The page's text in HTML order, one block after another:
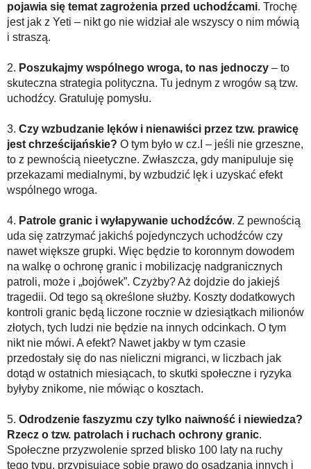
pojawia się temat zagrożenia przed uchodźcami. Trochę
jest jak z Yeti – nikt go nie widział ale wszyscy o nim mówią
i straszą.
2. Poszukajmy wspólnego wroga, to nas jednoczy – to
skuteczna strategia polityczna. Tu jednym z wrogów są tzw.
uchodźcy. Gratuluję pomysłu.
3. Czy wzbudzanie lęków i nienawiści przez tzw. prawicę
jest chrześcijańskie? O tym było w cz.I – jeśli nie grzeszne,
to z pewnością nieetyczne. Zwłaszcza, gdy manipuluje się
przekazami medialnymi, by wzbudzić lęk i uzyskać efekt
wspólnego wroga.
4. Patrole granic i wyłapywanie uchodźców. Z pewnością
uda się zatrzymać jakichś pojedynczych uchodźców czy
nawet większe grupki. Więc będzie to koronnym dowodem
na walkę o ochronę granic i mobilizację nadgranicznych
patroli, może i „bojówek”. Czyżby? Aż dojdzie do jakiejś
tragedii. Od tego są określone służby. Koszty dodatkowych
kontroli granic będą liczone rocznie w dziesiątkach milionów
złotych, tych ludzi nie będzie na innych odcinkach. O tym
nikt nie mówi. A efekt? Nawet jakby w tym czasie
przedostały się do nas nieliczni migranci, w liczbach jak
dotąd w ostatnich miesiącach, to skutki społeczne i ryzyka
byłyby znikome, nie mówiąc o kosztach.
5. Odrodzenie faszyzmu czy tylko naiwność i niewiedza?
Rzecz o tzw. patrolach i ruchach ochrony granic.
Społeczne przyzwolenie sprzed blisko 100 laty na ruchy
tego typu, przypisujące sobie prawo do osądzania innych i